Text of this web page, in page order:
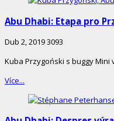
Abu Dhabi: Etapa pro
Dub 2, 20193093
Kuba Przygoński s buggy
Více...